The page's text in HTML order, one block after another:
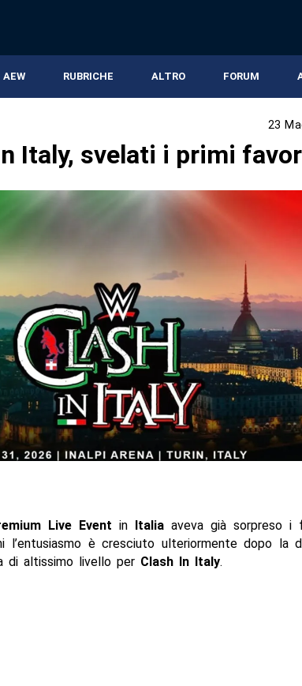
AEW RUBRICHE ALTRO FORUM
23
Italy, svelati i primi
Live Event in Italia aveva già sorpreso i
l’entusiasmo è cresciuto ulteriormente dopo la
di altissimo livello per Clash In Italy.